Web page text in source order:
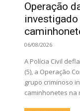
Operação
06/08/2026
A Polícia Civil
(5), a Operação
grupo criminoso
caminhonetes na